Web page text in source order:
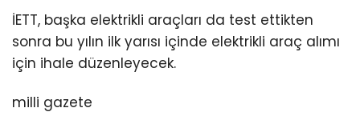
İETT, başka elektrikli araçları da test ettikten
sonra bu yılın ilk yarısı içinde elektrikli araç alımı
için ihale düzenleyecek.
milli gazete